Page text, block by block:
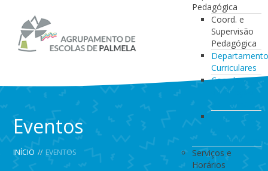
Pedagógica
Coord. e
Supervisão
Pedagógica
Curriculares
Coordenação
da Direção
de Turma
Coordenação
de
Serviços e
Horários
Eventos
INÍCIO // EVENTOS